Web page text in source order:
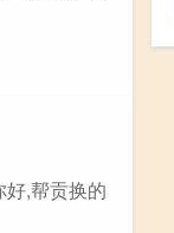
好,帮贡换的